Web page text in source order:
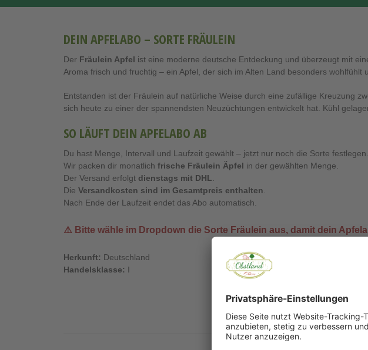
DEIN APFELABO – SORTE FRÄULEIN
Der Fräulein Apfel ist eine moderne deutsche Entdeckung und überzeugt mit
Aroma frisch und fruchtig – ein Apfel, der sich im Alten Land besonders
Entstanden ist der Fräulein auf natürliche Weise durch eine zufällige Kreuzung
sich heute zu einer der spannendsten Neuzüchtungen entwickelt hat. Kühl
SO LÄUFT DEIN APFELABO AB
Du hast Menge, Intervall und Laufzeit gewählt – jetzt nur noch die Sorte festlegen.
Wir packen dir monatlich frische Fräulein Äpfel in der gewählten Menge.
Der Versand erfolgt dienstags mit DHL.
Die Versandkosten sind im Gesamtpreis enthalten.
Nach Ende der Laufzeit endet das Abo automatisch.
⚠️ Bitte wähle im Dropdown die Sorte Fräulein aus, damit dein
Herkunft: Deutschland
Handelsklasse: I